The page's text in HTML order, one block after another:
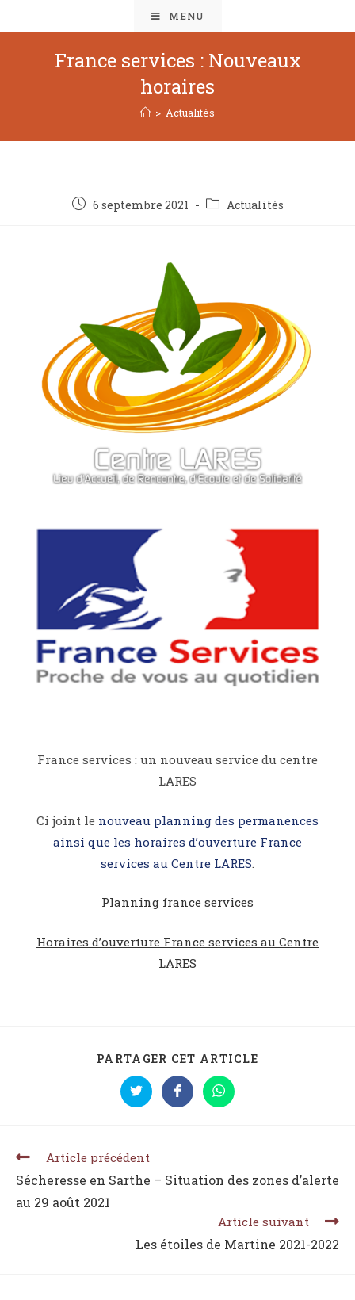
MENU
France services : Nouveaux
horaires
> Actualités
6 septembre 2021 Actualités
France services : un nouveau service du centre
LARES
Ci joint le nouveau planning des permanences
ainsi que les horaires d’ouverture France
services au Centre LARES
Planning france services
Horaires d’ouverture France services au Centre
LARES
PARTAGER CET ARTICLE
Article précédent
Sécheresse en Sarthe – Situation des zones d’alerte
au 29 août 2021
Article suivant
Les étoiles de Martine 2021-2022